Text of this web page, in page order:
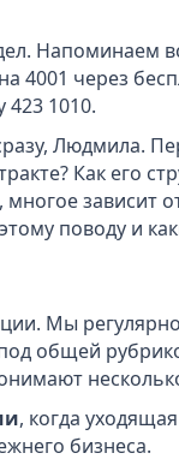
Напоминаем
4001 через
1010.
Людмила.
Как его
зависит
поводу и
Мы
общей
, когда
бизнеса.